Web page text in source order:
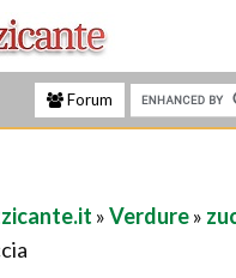
Forum
»Verdure»